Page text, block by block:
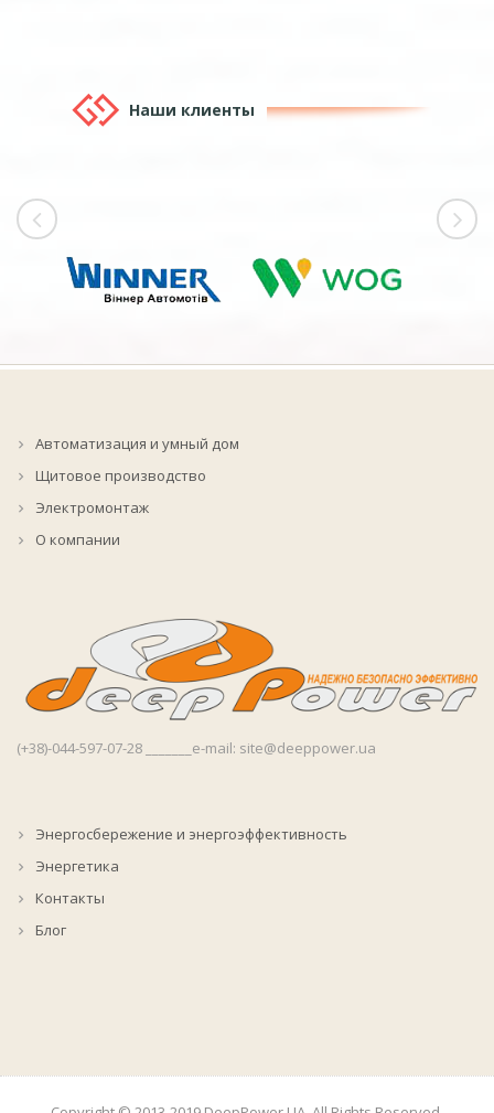
Наши клиенты
Автоматизация и умный дом
Щитовое производство
Электромонтаж
О компании
(+38)-044-597-07-28 _______e-mail: site@deeppower.ua
Энергосбережение и энергоэффективность
Энергетика
Контакты
Блог